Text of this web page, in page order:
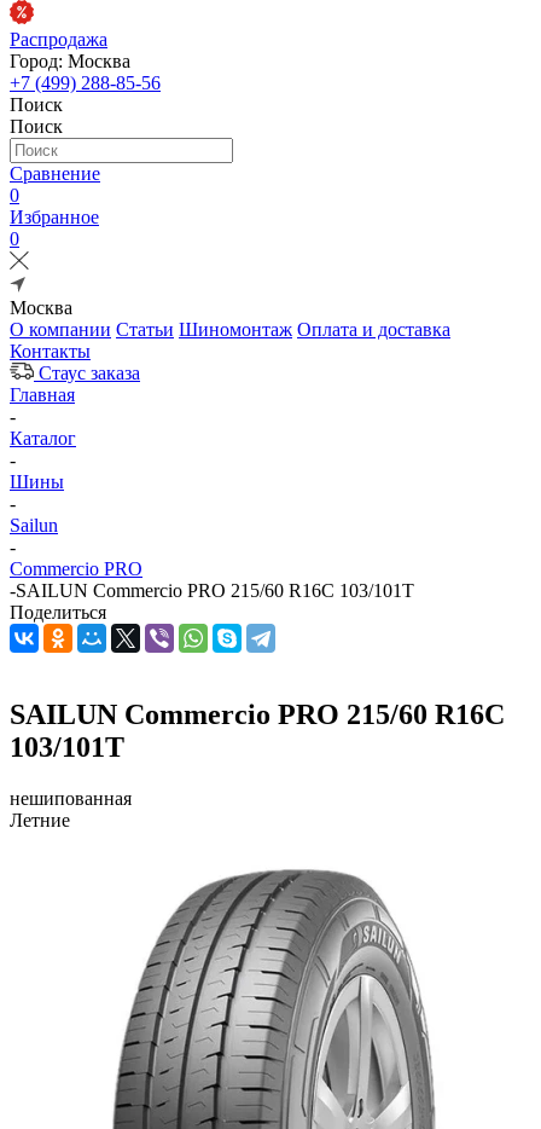
Распродажа
Город: Москва
+7 (499) 288-85-56
Поиск
Поиск
Сравнение
0
Избранное
0
Москва
О компании Статьи Шиномонтаж Оплата и доставка
Контакты
Стаус заказа
Главная
-
Каталог
-
Шины
-
Sailun
-
Commercio PRO
-SAILUN Commercio PRO 215/60 R16C 103/101T
Поделиться
SAILUN Commercio PRO 215/60 R16C
103/101T
нешипованная
Летние